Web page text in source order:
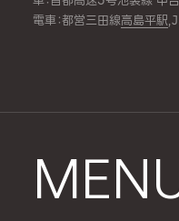
電車：都営三田線高島平駅